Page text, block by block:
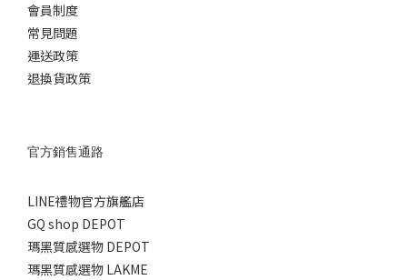
會員制度
常見問題
運送政策
退換貨政策
官方銷售通路
LINE禮物官方旗艦店
GQ shop DEPOT
瑪黑質感選物 DEPOT
瑪黑質感選物 LAKME